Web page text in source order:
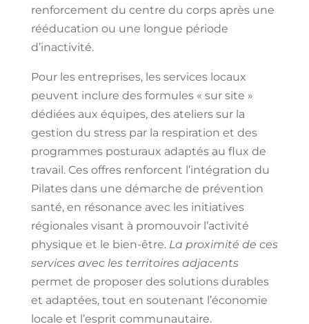
renforcement du centre du corps après une
rééducation ou une longue période
d’inactivité.
Pour les entreprises, les services locaux
peuvent inclure des formules « sur site »
dédiées aux équipes, des ateliers sur la
gestion du stress par la respiration et des
programmes posturaux adaptés au flux de
travail. Ces offres renforcent l’intégration du
Pilates dans une démarche de prévention
santé, en résonance avec les initiatives
régionales visant à promouvoir l’activité
physique et le bien-être. La proximité de ces
services avec les territoires adjacents
permet de proposer des solutions durables
et adaptées, tout en soutenant l’économie
locale et l’esprit communautaire.